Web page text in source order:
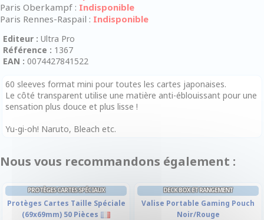
Paris Oberkampf : Indisponible
Paris Rennes-Raspail : Indisponible
Editeur : Ultra Pro
Référence : 1367
EAN : 0074427841522
60 sleeves format mini pour toutes les cartes japonaises.
Le côté transparent utilise une matière anti-éblouissant pour une
sensation plus douce et plus lisse !
Yu-gi-oh! Naruto, Bleach etc.
Nous vous recommandons également :
PROTÈGES CARTES SPÉCIAUX
Protèges Cartes Taille Spéciale
(69x69mm) 50 Pièces
DECK BOX ET RANGEMENT
Valise Portable Gaming Pouch
Noir/Rouge